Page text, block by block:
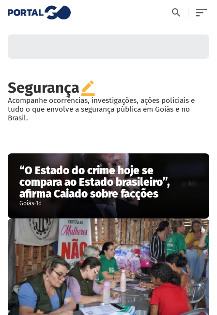
Segurança
Acompanhe ocorrências, investigações, ações policiais e
tudo o que envolve a segurança pública em Goiás e no
Brasil.
“O Estado do crime hoje se
compara ao Estado brasileiro”,
afirma Caiado sobre facções
Goiás·1d